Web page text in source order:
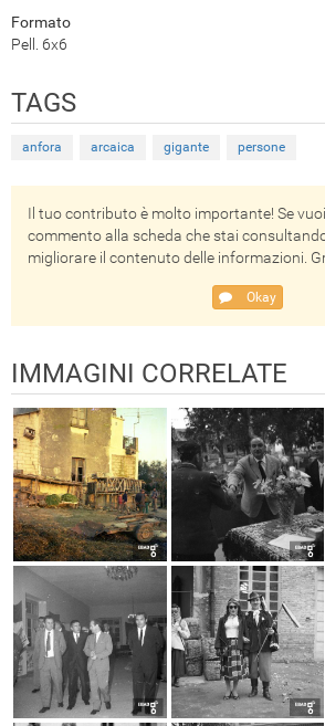
Formato
Pell. 6x6
TAGS
anfora arcaica gigante persone
Il tuo contributo è molto importante! Se
commento alla scheda che stai
migliorare il contenuto delle informazioni.
Okay
IMMAGINI CORRELATE